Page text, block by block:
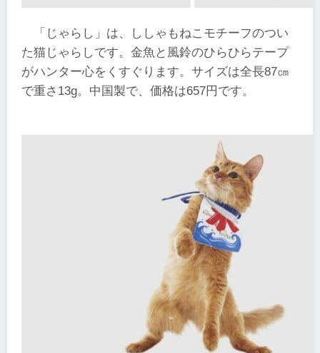
「じゃらし」は、ししゃもねこモチーフのつい
た猫じゃらしです。金魚と風鈴のひらひらテープ
がハンター心をくすぐります。サイズは全長87㎝
で重さ13g。中国製で、価格は657円です。